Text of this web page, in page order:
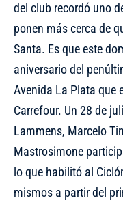
del club recordó uno
ponen más cerca de
Santa. Es que este
aniversario del
Avenida La Plata que
Carrefour. Un 28 de
Lammens, Marcelo
Mastrosimone
lo que habilitó al
mismos a partir del